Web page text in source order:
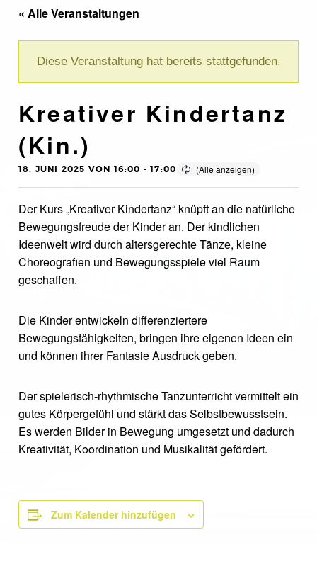
« Alle Veranstaltungen
Diese Veranstaltung hat bereits stattgefunden.
Kreativer Kindertanz
(Kin.)
18. JUNI 2025 VON 16:00 -17:00
Der Kurs „Kreativer Kindertanz“ knüpft an die natürliche
Bewegungsfreude der Kinder an. Der kindlichen
Ideenwelt wird durch altersgerechte Tänze, kleine
Choreografien und Bewegungsspiele viel Raum
geschaffen.
Die Kinder entwickeln differenziertere
Bewegungsfähigkeiten, bringen ihre eigenen Ideen ein
und können ihrer Fantasie Ausdruck geben.
Der spielerisch-rhythmische Tanzunterricht vermittelt ein
gutes Körpergefühl und stärkt das Selbstbewusstsein.
Es werden Bilder in Bewegung umgesetzt und dadurch
Kreativität, Koordination und Musikalität gefördert.
Zum Kalender hinzufügen